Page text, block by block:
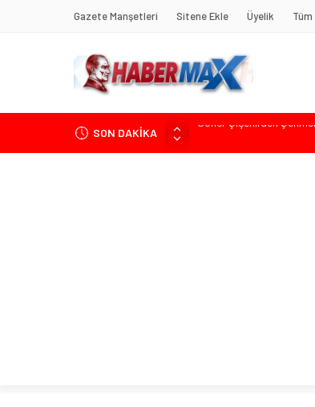
Gazete Manşetleri Sitene Ekle Üyelik
SON DAKİKA
Edremit’te Kaymakam
Tarihçi Yusuf